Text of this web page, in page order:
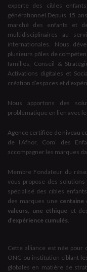
experte des cibles
générationnel.Depuis 15
marché des enfants et
multidisciplinaires au
internationales. Nous
plusieurs pôles de
familles, Conseil &
Activations digitales et
création d’espaces et
Nous apportons des
problématique en lien avec
Agence certifiée de niveau
de l’Afnor, Com’ des
accompagner les marques
Membre Fondateur du
vous propose des
spécialisé des cibles
des marques une centaine
valeurs, une éthique et
d’expérience cumulés
Cette alliance est née pour
ONG ou institution ciblant
globales en matière de